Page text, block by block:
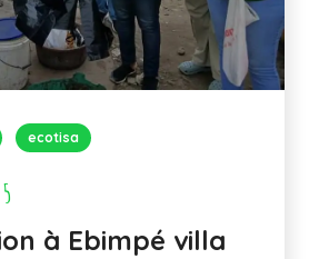
ecotisa
à Ebimpé villa